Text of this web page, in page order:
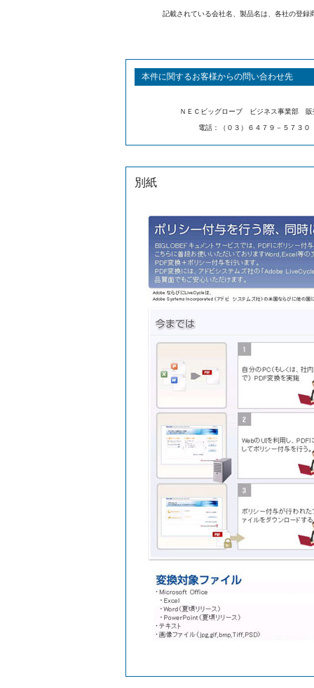
記載されている会社名、製品名は、各社の登録
本件に関するお客様からの問い合わせ先
ＮＥＣビッグローブ ビジネス事業部
電話：（０３）６４７９－５７３０
別紙